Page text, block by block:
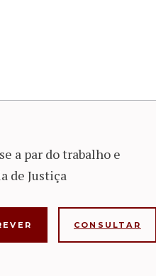
a par do trabalho e
de Justiça
CONSULTAR